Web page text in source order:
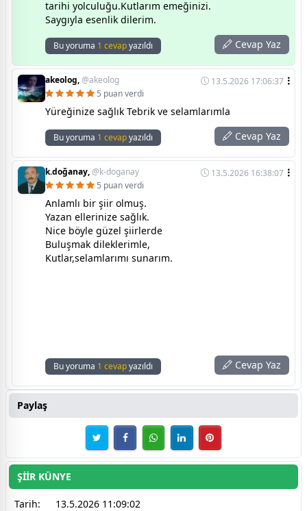
tarihi yolculuğu.Kutlarım emeğinizi.
Saygıyla esenlik dilerim.
Bu yoruma 1 cevapyazıldı Cevap Yaz
akeolog,@akeolog
13.5.2026 17:06:37
5 puan verdi
Yüreğinize sağlık Tebrik ve selamlarımla
Bu yoruma 1 cevapyazıldı Cevap Yaz
k.doğanay,@k-doganay
13.5.2026 16:38:07
5 puan verdi
Anlamlı bir şiir olmuş.
Yazan ellerinize sağlık.
Nice böyle güzel şiirlerde
Buluşmak dileklerimle,
Kutlar,selamlarımı sunarım.
Bu yoruma 1 cevapyazıldı Cevap Yaz
Paylaş
ŞİİR KÜNYE
Tarih:
13.5.2026 11:09:02